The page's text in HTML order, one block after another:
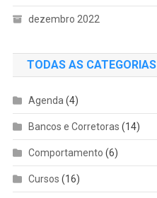
dezembro 2022
TODAS AS CATEGORIAS
Agenda (4)
Bancos e Corretoras (14)
Comportamento (6)
Cursos (16)